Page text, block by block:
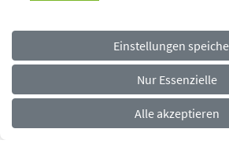
Rechtliches
Navigationsmenü Impressum
Einstellungen
Nur Essenzielle
Alle akzeptieren